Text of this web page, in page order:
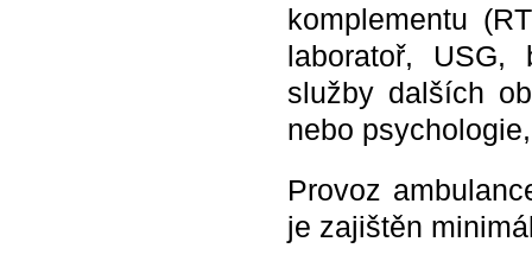
komplementu
laboratoř, USG,
služby dalších
nebo
Provoz
je zajištěn